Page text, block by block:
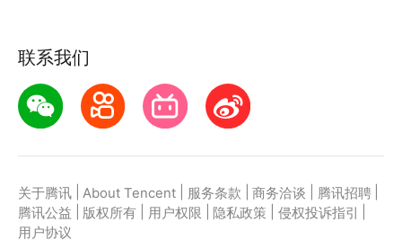
联系我们
关于腾讯 About Tencent 服务条款 商务洽谈 腾讯招聘
腾讯公益
版权所有 用户权限 隐私政策 侵权投诉指引
用户协议